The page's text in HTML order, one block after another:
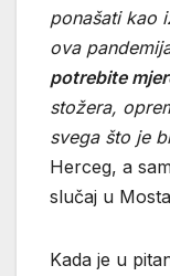
ponašati kao
ova
potrebite
stožera,
svega što je
Herceg, a
slučaj u
Kada je u